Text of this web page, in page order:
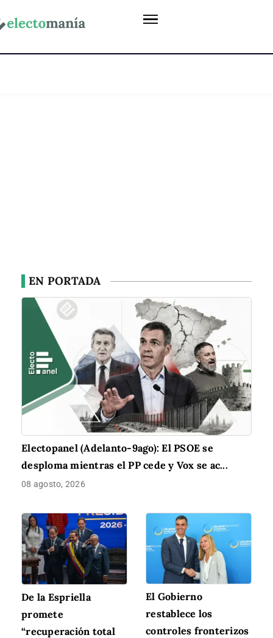
EN PORTADA
Electopanel (Adelanto-9ago): El PSOE se
desploma mientras el PP cede y Vox se ac...
08 agosto, 2026
De la Espriella
promete
“recuperación total
El Gobierno
restablece los
controles fronterizos